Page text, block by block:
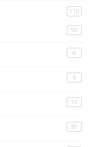
118
58
6
9
18
30